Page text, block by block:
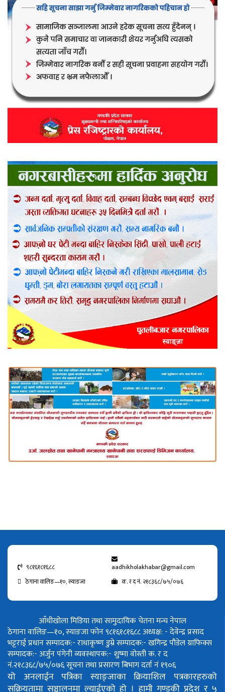
९८१६१८१६८८
aadhikholakhabar@gmail.com
ठेगाना वालिङ—१०, स्याङजा
क. र द नं. २१८३६८/७५/०७६
आँधीखोला मिडिया तथा सामुदायिक चेतना मन्च नेपाल
ठेगाना वालिङ—१०, स्याङजा फोन ९८१६१८१६८८अध्यक्ष: - देवेन्द्र प्रसाद
भट्टराईप्रधान सम्पादक:- राधाकृष्ण डुम्रेसम्पादक:- खगिन्द्र पौडेलग्राफिक्स
सम्पादक:- अर्जुन पंगेनीव्यवस्थापक:- शुष्मा वोस्तीक. र द
नं.२१८३६८/७५/०७६सूचना तथा प्रसारण बिभाग दर्ता नं १९०६
यो अनलाईन पत्रिका स्याङ्जाका क्रियाशिल पत्रकारहरुको
सक्रियतामा सञ्चालनमा ल्याईएको हो । हामी गण्डकी प्रदेश र ५